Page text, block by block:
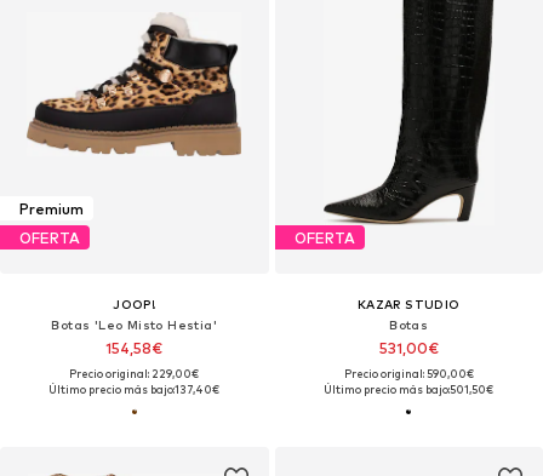
Premium
OFERTA
JOOP!
Botas 'Leo Misto Hestia'
154,58€
Precio original: 229,00€
Último precio más bajo:137,40€
OFERTA
KAZAR STUDIO
Botas
531,00€
Precio original: 590,00€
Último precio más bajo:501,50€